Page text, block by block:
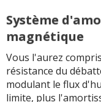
Système
magnétique
Vous l'aurez
résistance du
modulant le flux
limite, plus